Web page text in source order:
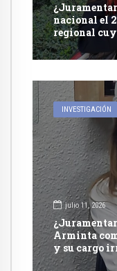
nacional el
regional
INVESTIGACIÓN
julio 11, 2026
Arminta
y su cargo